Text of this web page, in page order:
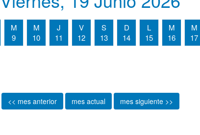
M
9
M
10
J
11
V
12
S
13
D
14
L
15
M
16
M
17
<< mes anterior mes actual mes siguiente >>